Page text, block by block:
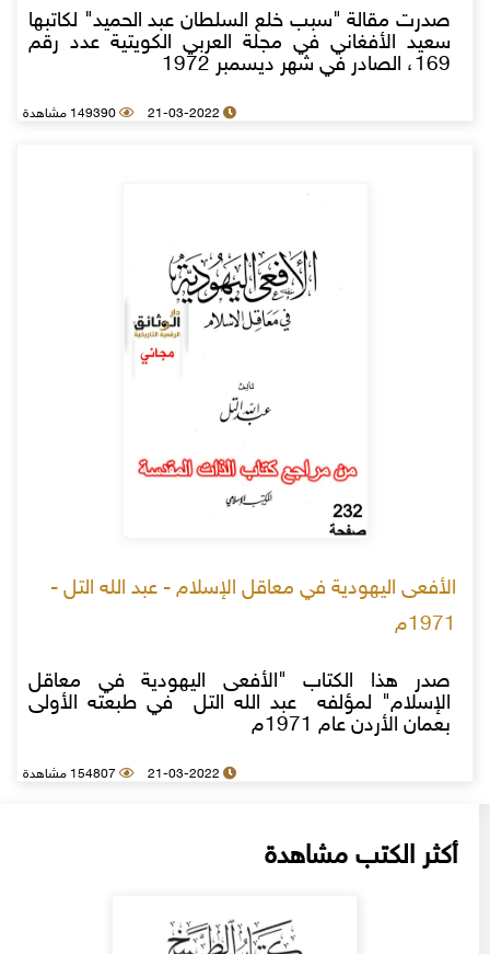
صدرت مقالة "سبب خلع السلطان عبد الحميد" لكاتبها
سعيد الأفغاني في مجلة العربي الكويتية عدد رقم
169، الصادر في شهر ديسمبر 1972
21-03-2022 149390 مشاهدة
الأفعى اليهودية في معاقل الإسلام - عبد الله التل -
1971م
صدر هذا الكتاب "الأفعى اليهودية في معاقل
الإسلام" لمؤلفه عبد الله التل في طبعته الأولى
بعمان الأردن عام 1971م
21-03-2022 154807 مشاهدة
أكثر الكتب مشاهدة